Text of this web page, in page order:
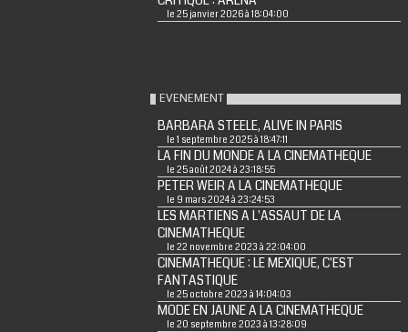
le 25 janvier 2026 à 18:04:00
EVENEMENT
BARBARA STEELE, ALIVE IN PARIS
le 1 septembre 2025 à 18:47:11
LA FIN DU MONDE A LA CINEMATHEQUE
le 25 août 2024 à 23:18:55
PETER WEIR A LA CINEMATHEQUE
le 9 mars 2024 à 23:24:53
LES MARTIENS A L'ASSAUT DE LA
CINEMATHEQUE
le 22 novembre 2023 à 22:04:00
CINEMATHEQUE : LE MEXIQUE, C'EST
FANTASTIQUE
le 25 octobre 2023 à 14:04:03
MODE EN JAUNE A LA CINEMATHEQUE
le 20 septembre 2023 à 13:28:09